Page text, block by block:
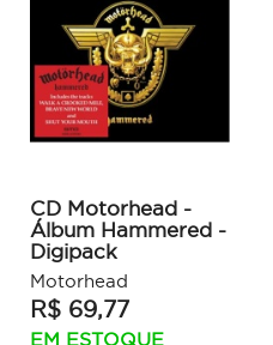
CD Motorhead -
Álbum Hammered -
Digipack
Motorhead
R$ 69,77
EM ESTOQUE